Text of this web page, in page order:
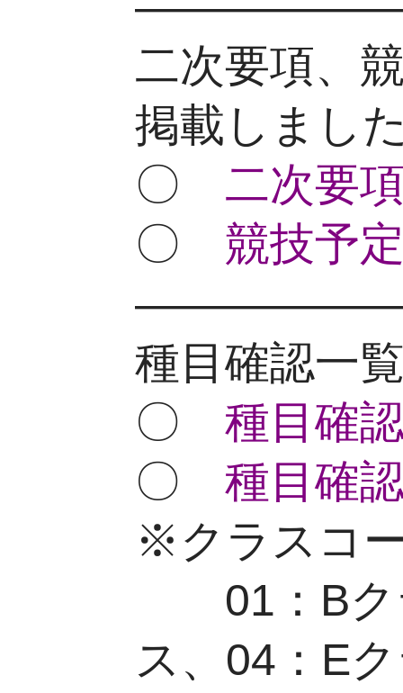
二次要項、
掲載しまし
〇 二次要
〇 競技予
種目確認一
〇 種目確
〇 種目確
※クラスコ
01：B
ス、04：E